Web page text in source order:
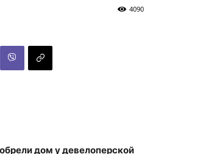
4090
дом у девелоперской